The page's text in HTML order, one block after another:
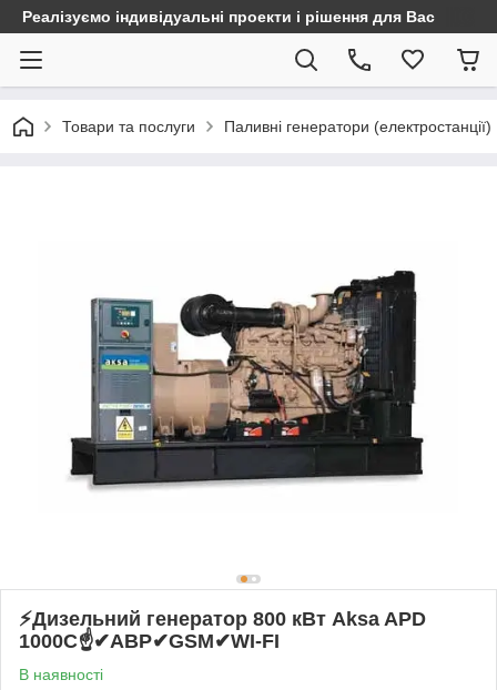
Реалізуємо індивідуальні проекти і рішення для Вас
Товари та послуги Паливні генератори (електростанції)
⚡️Дизельний генератор 800 кВт Aksa APD
1000C☝✔АВР✔GSM✔WI-FI
В наявності